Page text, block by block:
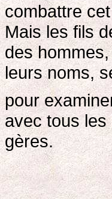
combattre
Mais les fils
des
leurs noms,
pour
avec tous les
gères.